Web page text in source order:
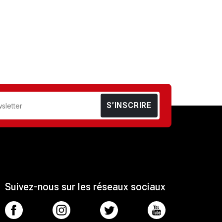
S’INSCRIRE
Suivez-nous sur les réseaux sociaux